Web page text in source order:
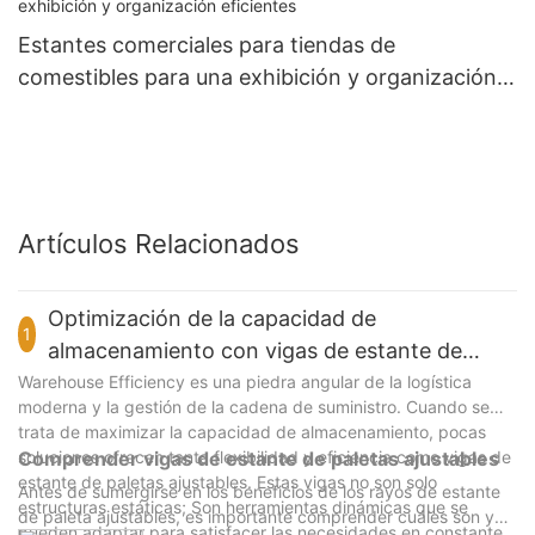
Estantes comerciales para tiendas de
comestibles para una exhibición y organización
Artículos Relacionados
1
Optimización de la capacidad de
almacenamiento con vigas de estante de
paleta ajustables
Warehouse Efficiency es una piedra angular de la logística
moderna y la gestión de la cadena de suministro. Cuando se
trata de maximizar la capacidad de almacenamiento, pocas
soluciones ofrecen tanta flexibilidad y eficiencia como vigas de
estante de paletas ajustables. Estas vigas no son solo
estructuras estáticas; Son herramientas dinámicas que se
Comprender vigas de estante de paletas ajustables
Antes de sumergirse en los beneficios de los rayos de estante
de paleta ajustables, es importante comprender cuáles son y